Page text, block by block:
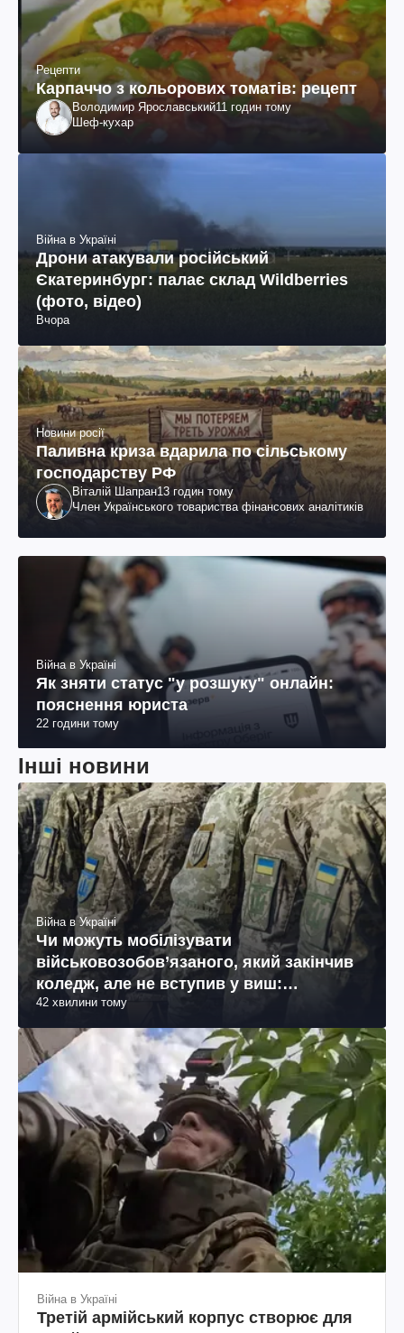
Рецепти
Карпаччо з кольорових томатів: рецепт
Володимир Ярославський11 годин тому
Шеф-кухар
Війна в Україні
Дрони атакували російський
Єкатеринбург: палає склад Wildberries
(фото, відео)
Вчора
Новини росії
Паливна криза вдарила по сільському
господарству РФ
Віталій Шапран13 годин тому
Член Українського товариства фінансових аналітиків
Війна в Україні
Як зняти статус "у розшуку" онлайн:
пояснення юриста
22 години тому
Інші новини
Війна в Україні
Чи можуть мобілізувати
військовозобов’язаного, який закінчив
коледж, але не вступив у виш:
пояснення юриста
42 хвилини тому
Війна в Україні
Третій армійський корпус створює для